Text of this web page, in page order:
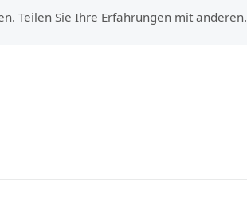
Teilen Sie Ihre Erfahrungen mit anderen.